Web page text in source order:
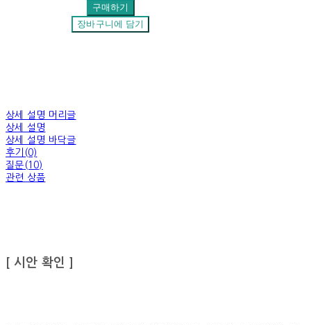
구매하기
장바구니에 담기
상세 설명 머리글
상세 설명
상세 설명 바닥글
후기(0)
질문(10)
관련 상품
[ 시안 확인 ]